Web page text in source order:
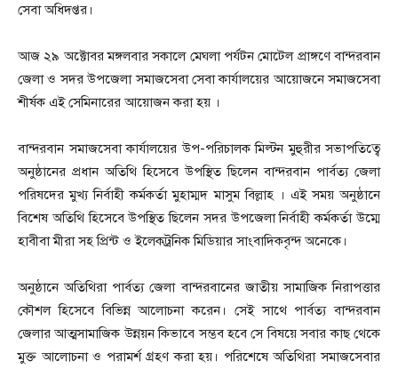
সেবা অধিদপ্তর।
আজ ২৯ অক্টোবর মঙ্গলবার সকালে মেঘলা পর্যটন মোটেল প্রাঙ্গণে বান্দরবান
জেলা ও সদর উপজেলা সমাজসেবা সেবা কার্যালয়ের আয়োজনে সমাজসেবা
শীর্ষক এই সেমিনারের আয়োজন করা হয় ।
বান্দরবান সমাজসেবা কার্যালয়ের উপ-পরিচালক মিল্টন মুহুরীর সভাপতিত্বে
অনুষ্ঠানের প্রধান অতিথি হিসেবে উপস্থিত ছিলেন বান্দরবান পার্বত্য জেলা
পরিষদের মুখ্য নির্বাহী কর্মকর্তা মুহাম্মদ মাসুম বিল্লাহ । এই সময় অনুষ্ঠানে
বিশেষ অতিথি হিসেবে উপস্থিত ছিলেন সদর উপজেলা নির্বাহী কর্মকর্তা উম্মে
হাবীবা মীরা সহ প্রিন্ট ও ইলেকট্রনিক মিডিয়ার সাংবাদিকবৃন্দ অনেকে।
অনুষ্ঠানে অতিথিরা পার্বত্য জেলা বান্দরবানের জাতীয় সামাজিক নিরাপত্তার
কৌশল হিসেবে বিভিন্ন আলোচনা করেন। সেই সাথে পার্বত্য বান্দরবান
জেলার আত্মসামাজিক উন্নয়ন কিভাবে সম্ভব হবে সে বিষয়ে সবার কাছ থেকে
মুক্ত আলোচনা ও পরামর্শ গ্রহণ করা হয়। পরিশেষে অতিথিরা সমাজসেবার